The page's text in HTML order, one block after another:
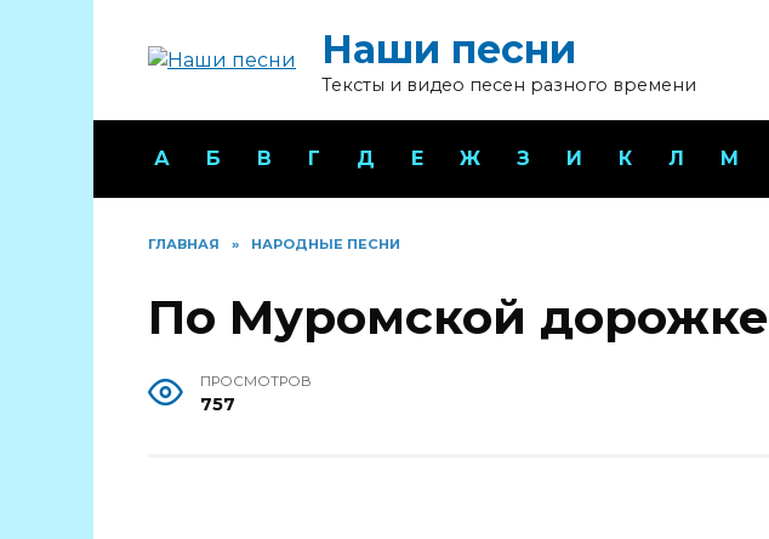
Наши песни
Тексты и видео песен разного времени
А Б В Г Д Е Ж З И К Л М
ГЛАВНАЯ » НАРОДНЫЕ ПЕСНИ
По Муромской дорожке
ПРОСМОТРОВ
757